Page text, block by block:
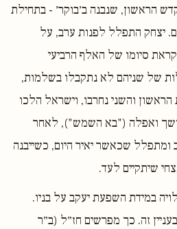
הראשון, שנבנה ב׳בוקר׳ - בתחילת
יצחק התפלל לפנות ערב, על
סיומו של האלף הרביעי
של שניהם לא נתקבלו בשלמות,
והשני נחרבו, וישראל הלכו
ואפלה ("בא השמש"), לאחר
ומתפלל שכאשר יאיר היום, כשייבנה
שיתקיים לעד.
במידת השפעת יעקב על בניו.
זה. כך מפרשים חז״ל (ב״ר